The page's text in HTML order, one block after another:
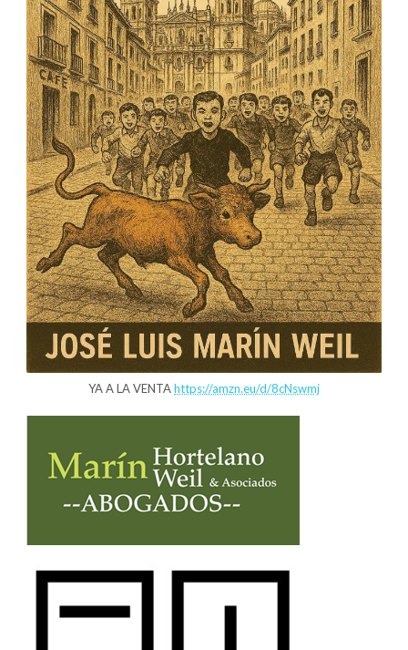
YA A LA VENTAhttps://amzn.eu/d/8cNswmj